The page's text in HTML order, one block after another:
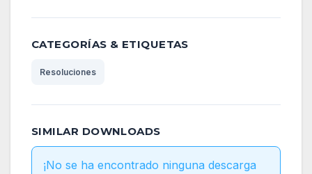
CATEGORÍAS & ETIQUETAS
Resoluciones
SIMILAR DOWNLOADS
¡No se ha encontrado ninguna descarga